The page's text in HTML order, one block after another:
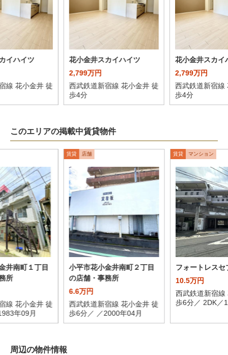
イハイツ
線 花小金井 徒
花小金井スカイハイツ
2,799万円
西武鉄道新宿線 花小金井 徒
歩4分
花小金井スカイ
2,799万円
西武鉄道新宿線
歩4分
このエリアの掲載中賃貸物件
井南町１丁目
所
線 花小金井 徒
年09月
賃貸 店舗
小平市花小金井南町２丁目
の店舗・事務所
6.6万円
西武鉄道新宿線 花小金井 徒
歩6分／ ／2000年04月
賃貸 マンション
フォートレスセ
10.5万円
西武鉄道新宿線
歩6分／ 2DK／
周辺の物件情報